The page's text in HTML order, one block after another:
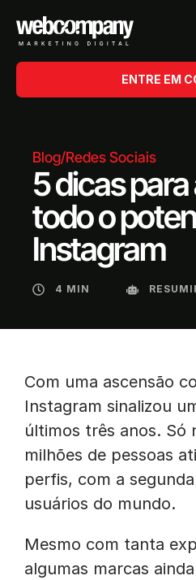
ENTRE EM
Blog/Redes Sociais
5 dicas
todo o
Instagram
4 MIN
Com uma ascensão
Instagram sinalizou
últimos três anos. Só
milhões de pessoas
perfis, com a
usuários do mundo.
Mesmo com tanta
algumas marcas